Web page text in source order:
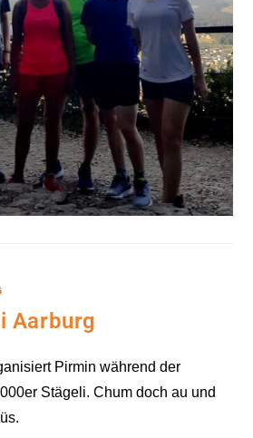
Aarburg
Pirmin während der
Stägeli. Chum doch au und